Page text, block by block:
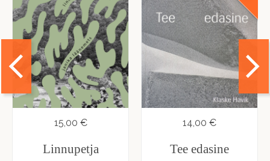
15,00 €
Linnupetja
14,00 €
Tee edasine